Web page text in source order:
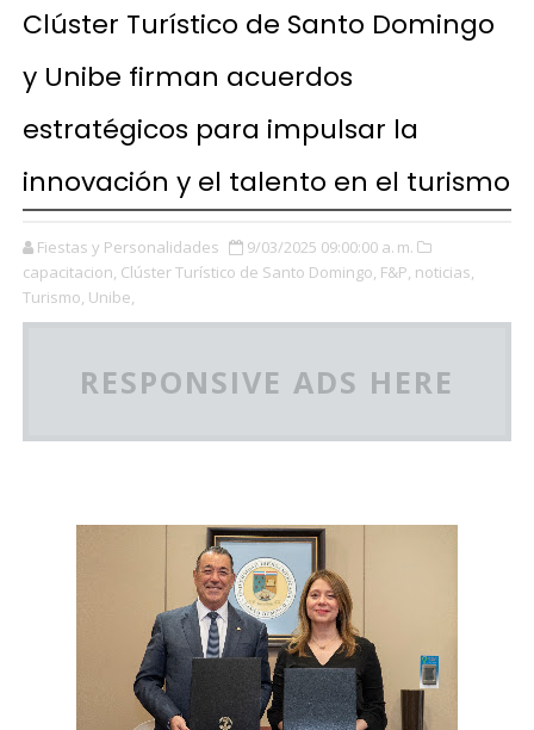
Clúster Turístico de Santo Domingo
y Unibe firman acuerdos
estratégicos para impulsar la
innovación y el talento en el turismo
Fiestas y Personalidades
9/03/2025 09:00:00 a. m.
capacitacion, Clúster Turístico de Santo Domingo, F&P, noticias,
Turismo, Unibe,
RESPONSIVE ADS HERE